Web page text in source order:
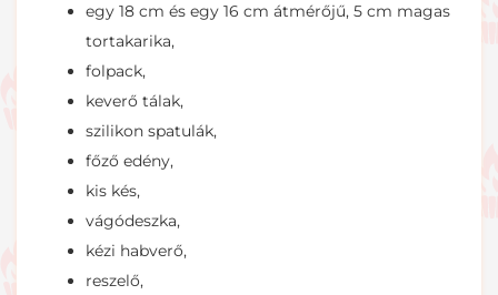
egy 18 cm és egy 16 cm átmérőjű, 5 cm magas
tortakarika,
folpack,
keverő tálak,
szilikon spatulák,
főző edény,
kis kés,
vágódeszka,
kézi habverő,
reszelő,